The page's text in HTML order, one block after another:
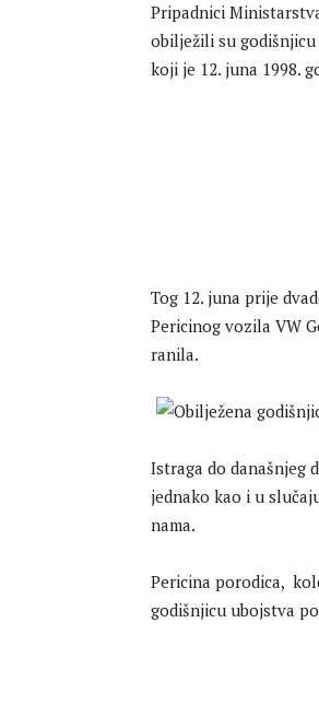
Pripadnici
obilježili su
koji je 12. juna 1998.
Tog 12. juna prije
Pericinog vozila VW
ranila.
Istraga do današnjeg
jednako kao i u
nama.
Pericina porodica,
godišnjicu ubojstva